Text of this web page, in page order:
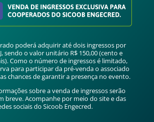
poderá adquirir até dois ingressos por
sendo o valor unitário R$ 150,00 (cento e
Como o número de ingressos é limitado,
para participar da pré-venda o associado
chances de garantir a presença no evento.
sobre a venda de ingressos serão
breve. Acompanhe por meio do site e das
sociais do Sicoob Engecred.